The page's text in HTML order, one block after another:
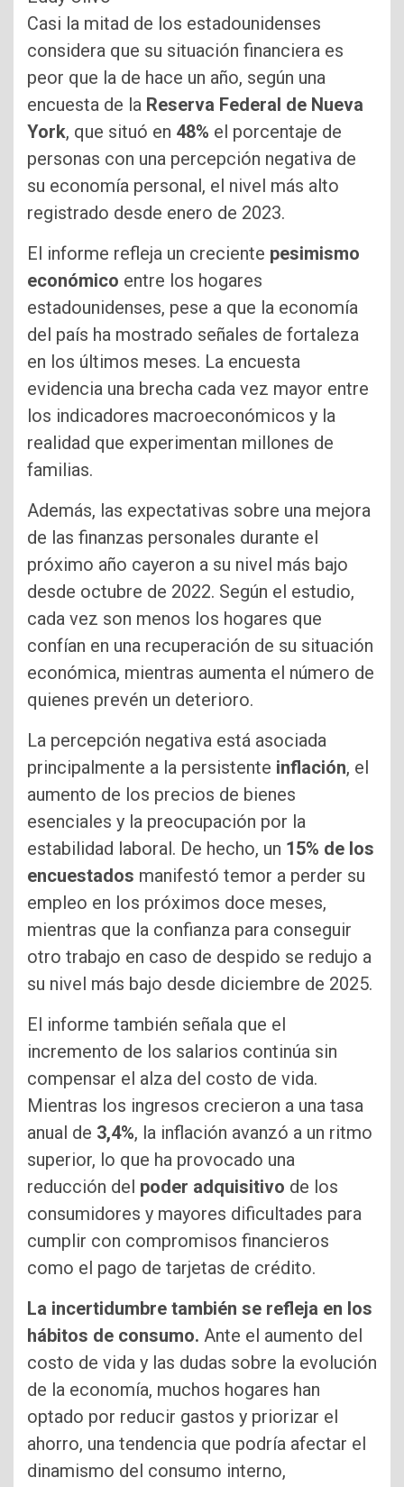
Casi la mitad de los estadounidenses
considera que su situación financiera es
peor que la de hace un año, según una
encuesta de la Reserva Federal de Nueva
York, que situó en 48% el porcentaje de
personas con una percepción negativa de
su economía personal, el nivel más alto
registrado desde enero de 2023.
El informe refleja un creciente pesimismo
económico entre los hogares
estadounidenses, pese a que la economía
del país ha mostrado señales de fortaleza
en los últimos meses. La encuesta
evidencia una brecha cada vez mayor entre
los indicadores macroeconómicos y la
realidad que experimentan millones de
familias.
Además, las expectativas sobre una mejora
de las finanzas personales durante el
próximo año cayeron a su nivel más bajo
desde octubre de 2022. Según el estudio,
cada vez son menos los hogares que
confían en una recuperación de su situación
económica, mientras aumenta el número de
quienes prevén un deterioro.
La percepción negativa está asociada
principalmente a la persistente inflación, el
aumento de los precios de bienes
esenciales y la preocupación por la
estabilidad laboral. De hecho, un 15% de los
encuestados manifestó temor a perder su
empleo en los próximos doce meses,
mientras que la confianza para conseguir
otro trabajo en caso de despido se redujo a
su nivel más bajo desde diciembre de 2025.
El informe también señala que el
incremento de los salarios continúa sin
compensar el alza del costo de vida.
Mientras los ingresos crecieron a una tasa
anual de 3,4%, la inflación avanzó a un ritmo
superior, lo que ha provocado una
reducción del poder adquisitivo de los
consumidores y mayores dificultades para
cumplir con compromisos financieros
como el pago de tarjetas de crédito.
La incertidumbre también se refleja en los
hábitos de consumo. Ante el aumento del
costo de vida y las dudas sobre la evolución
de la economía, muchos hogares han
optado por reducir gastos y priorizar el
ahorro, una tendencia que podría afectar el
dinamismo del consumo interno,